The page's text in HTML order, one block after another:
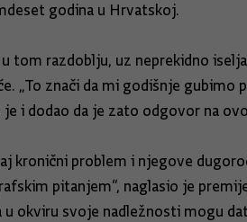
godina u Hrvatskoj.
tom razdoblju, uz neprekidno
„To znači da mi godišnje
je i dodao da je zato odgovor na
kronični problem i njegove
pitanjem“, naglasio je
okviru svoje nadležnosti mogu